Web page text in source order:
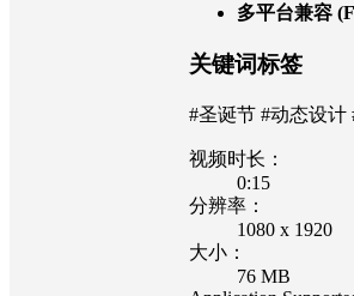
多平台兼容
关键词标签
#圣诞节 #动态设计
视频时长：
0:15
分辨率：
1080 x 1920
大小：
76 MB